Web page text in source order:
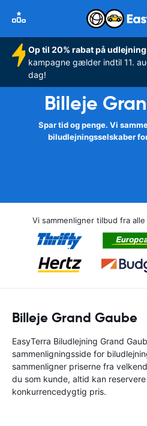
Op til 20% rabat på
kampagne gælder indtil 11.
dag!
Billeje
Spar tid og penge. Vi
biludlejningsselskaber
Vi sammenligner tilbud fra
Billeje Grand Gaube
EasyTerra Biludlejning Grand
sammenligningsside for
sammenligner priserne fra
du som kunde, altid kan
konkurrencedygtig pris.